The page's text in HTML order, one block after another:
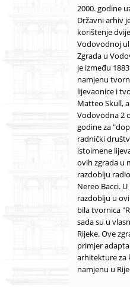
2000. godine
Državni arhiv
korištenje
Vodovodnoj
Zgrada u
je između
namjenu
lijevaonice i
Matteo Skull,
Vodovodna 2
godine za
radnički
istoimene
ovih zgrada u
razdoblju
Nereo Bacci.
razdoblju u
bila tvornica
sada su u
Rijeke. Ove
primjer
arhitekture za
namjenu u